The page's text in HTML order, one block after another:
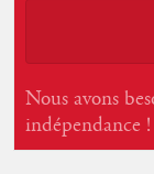
Nous avons
indépendance !